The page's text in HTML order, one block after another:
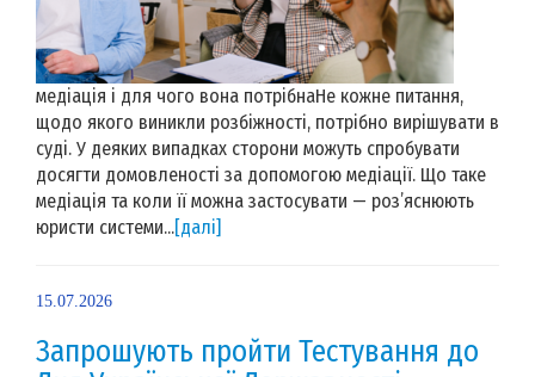
медіація і для чого вона потрібнаНе кожне питання,
щодо якого виникли розбіжності, потрібно вирішувати в
суді. У деяких випадках сторони можуть спробувати
досягти домовленості за допомогою медіації. Що таке
медіація та коли її можна застосувати — роз’яснюють
юристи системи...[далі]
15.07.2026
Запрошують пройти Тестування до